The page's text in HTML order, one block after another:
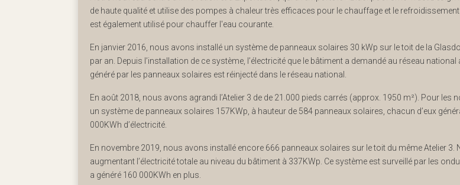
de haute qualité et utilise des pompes à chaleur très efficaces pour le chauffage et le
est également utilisé pour chauffer l'eau courante.
En janvier 2016, nous avons installé un système de panneaux solaires 30 kWp sur le toit de la
par an. Depuis l’installation de ce système, l’électricité que le bâtiment a demandé au réseau
généré par les panneaux solaires est réinjecté dans le réseau national.
En août 2018, nous avons agrandi l’Atelier 3 de de 21.000 pieds carrés (approx. 1950 m²). Pour
un système de panneaux solaires 157KWp, à hauteur de 584 panneaux solaires, chacun d’eux
000KWh d’électricité.
En novembre 2019, nous avons installé encore 666 panneaux solaires sur le toit du même Atelier
augmentant l’électricité totale au niveau du bâtiment à 337KWp. Ce système est surveillé par les
a généré 160 000KWh en plus.